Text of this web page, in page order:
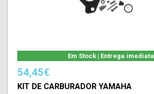
Em Stock | Entrega imediata
54,45€
KIT DE CARBURADOR YAMAHA